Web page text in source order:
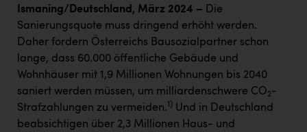
Jane Goodall Institute Austria
Kärcher
Karin Liedl
KEBA
KIWI Kinderwunsch Institut Dr. Loimer
Ismaning/Deutschland, März 2024 – Die
Sanierungsquote muss dringend erhöht werden.
Daher fordern Österreichs Bausozialpartner schon
lange, dass 60.000 öffentliche Gebäude und
Wohnhäuser mit 1,9 Millionen Wohnungen bis 2040
saniert werden müssen, um milliardenschwere CO2-
Strafzahlungen zu vermeiden.1) Und in Deutschland
beabsichtigen über 2,3 Millionen Haus- und